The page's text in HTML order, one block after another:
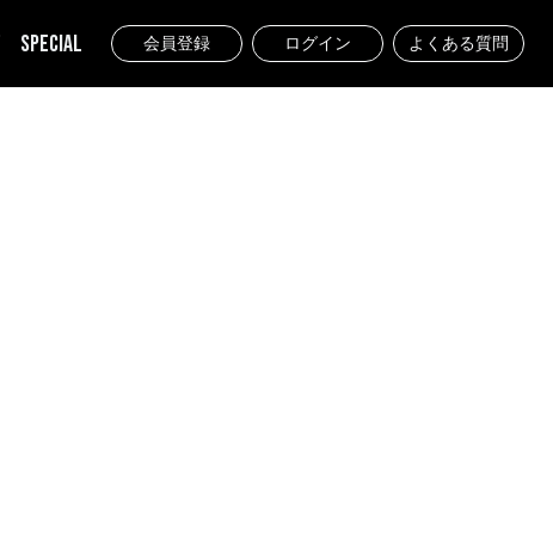
SPECIAL 会員登録 ログイン よくある質問